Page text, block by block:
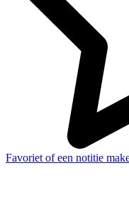
Favoriet of een notitie